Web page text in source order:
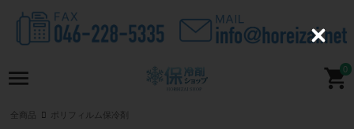
0
全商品 ポリフィルム保冷剤
C